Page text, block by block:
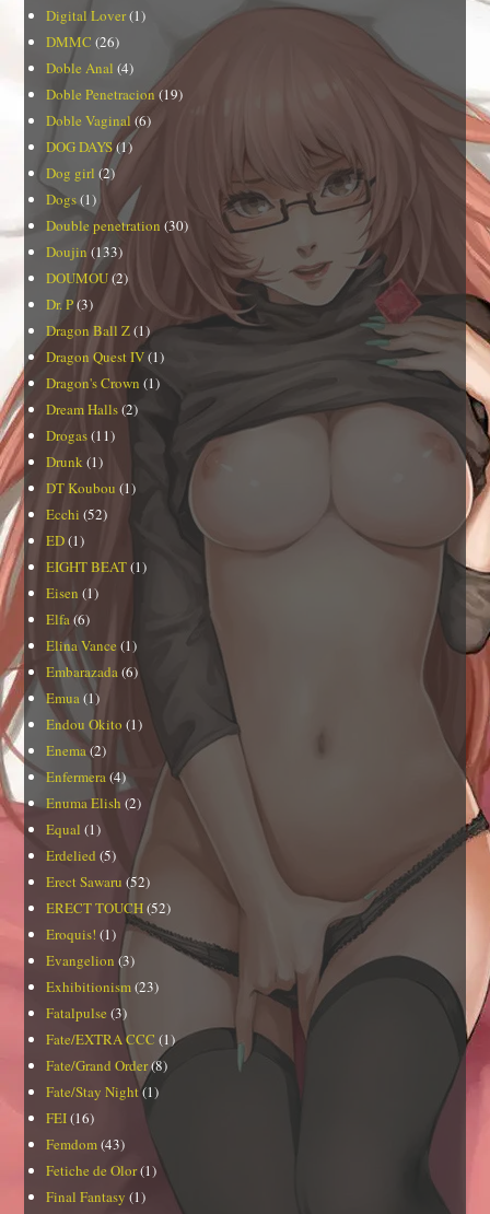
Digital Lover(1)
DMMC (26)
Doble Anal (4)
Doble Penetracion (19)
Doble Vaginal(6)
DOG DAYS(1)
Dog girl (2)
Dogs(1)
Double penetration (30)
Doujin (133)
DOUMOU(2)
Dr. P(3)
Dragon Ball Z(1)
Dragon Quest IV(1)
Dragon's Crown (1)
Dream Halls(2)
Drogas(11)
Drunk (1)
DT Koubou (1)
Ecchi (52)
ED(1)
EIGHT BEAT(1)
Eisen (1)
Elfa(6)
Elina Vance (1)
Embarazada(6)
Emua(1)
Endou Okito (1)
Enema(2)
Enfermera(4)
Enuma Elish (2)
Equal (1)
Erdelied (5)
Erect Sawaru (52)
ERECT TOUCH(52)
Eroquis! (1)
Evangelion (3)
Exhibitionism(23)
Fatalpulse (3)
Fate/EXTRA CCC (1)
Fate/Grand Order(8)
Fate/Stay Night(1)
FEI(16)
Femdom(43)
Fetiche de Olor(1)
Final Fantasy (1)